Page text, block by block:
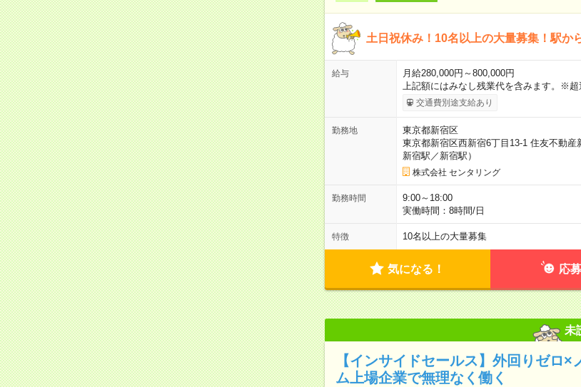
土日祝休み！10名以上の大量募集！駅か
給与
月給280,000円～800,000円
上記額にはみなし残業代を含みます。※
交通費別途支給あり
勤務地
東京都新宿区
東京都新宿区西新宿6丁目13-1 住友不動
新宿駅／新宿駅）
株式会社 センタリング
勤務時間
9:00～18:00
実働時間：8時間/日
特徴 10名以上の大量募集
気になる！ 応
未
【インサイドセールス】外回りゼロ
ム上場企業で無理なく働く